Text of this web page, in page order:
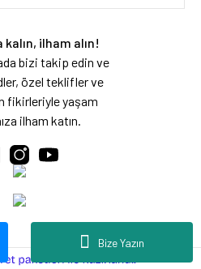
Bize Yazın
kalın, ilham alın!
bizi takip edin ve
özel teklifler ve
fikirleriyle yaşam
ilham katın.